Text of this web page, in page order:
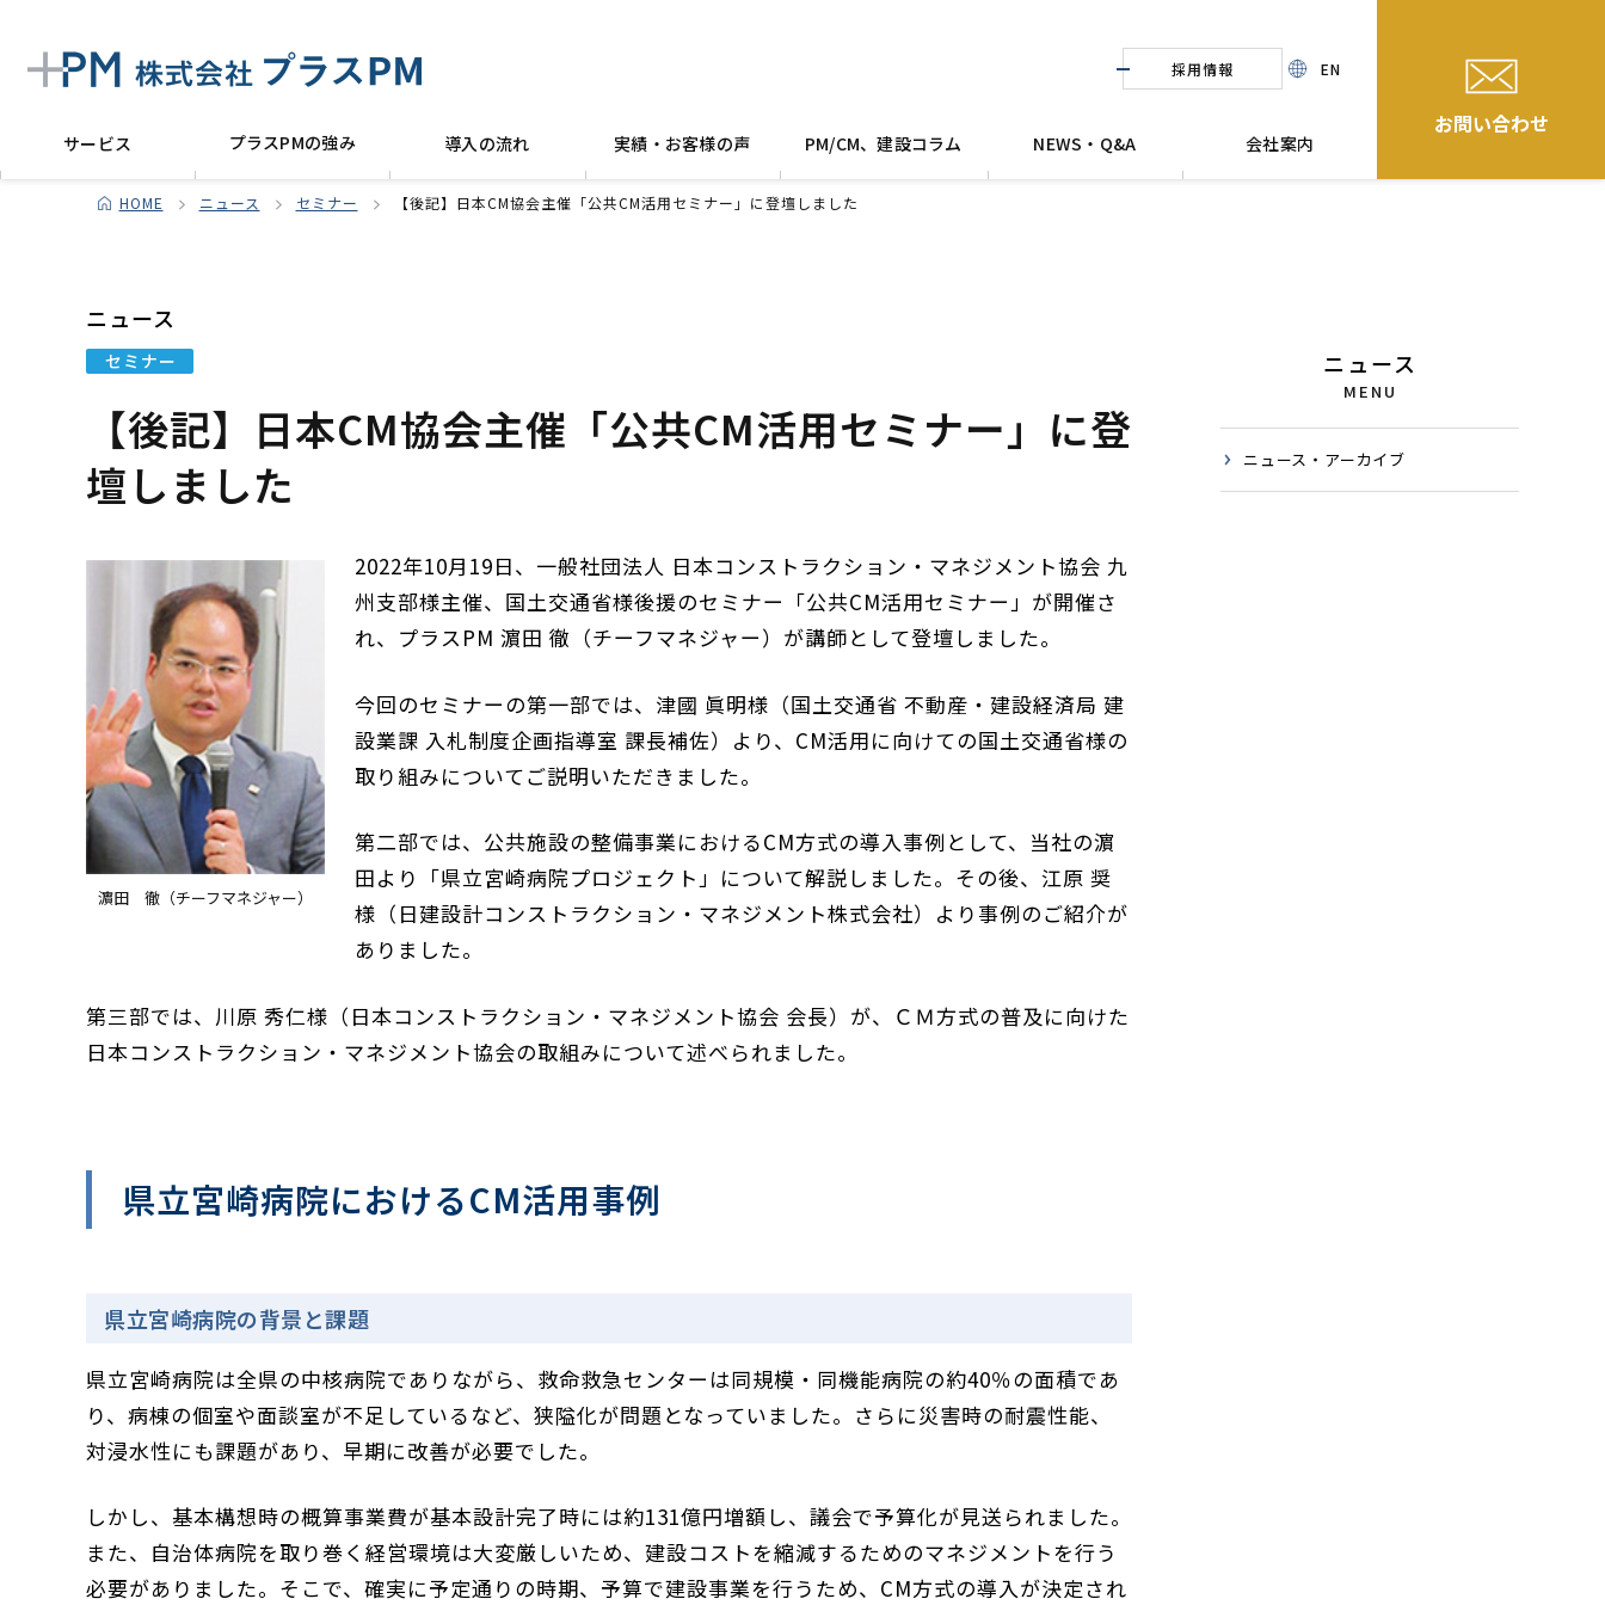
採用情報 EN
サービス プラスPMの強み 導入の流れ 実績・お客様の声 PM/CM、建設コラム NEWS・Q&A 会社案内
お問い合わせ
HOME ニュース セミナー 【後記】日本CM協会主催「公共CM活用セミナー」に登壇しました
ニュース
セミナー
【後記】日本CM協会主催「公共CM活用セミナー」に登
壇しました
濵田 徹（チーフマネジャー）
2022年10月19日、一般社団法人 日本コンストラクション・マネジメント協会 九
州支部様主催、国土交通省様後援のセミナー「公共CM活用セミナー」が開催さ
れ、プラスPM 濵田 徹（チーフマネジャー）が講師として登壇しました。
今回のセミナーの第一部では、津國 眞明様（国土交通省 不動産・建設経済局 建
設業課 入札制度企画指導室 課長補佐）より、CM活用に向けての国土交通省様の
取り組みについてご説明いただきました。
第二部では、公共施設の整備事業におけるCM方式の導入事例として、当社の濵
田より「県立宮崎病院プロジェクト」について解説しました。その後、江原 奨
様（ 日建設計コンストラクション・マネジメント株式会社）より事例のご紹介が
ありました。
第三部では、川原 秀仁様（ 日本コンストラクション・マネジメント協会 会長）が、ＣＭ方式の普及に向けた
日本コンストラクション・マネジメント協会の取組みについて述べられました。
県立宮崎病院におけるCM活用事例
県立宮崎病院の背景と課題
県立宮崎病院は全県の中核病院でありながら、 救命救急センターは同規模・同機能病院の約40％の面積であ
り、病棟の個室や面談室が不足しているなど、狭隘化が問題となっていました。さらに災害時の耐震性能、
対浸水性にも課題があり、早期に改善が必要でした。
しかし、基本構想時の概算事業費が基本設計完了時には約131億円増額し、議会で予算化が見送られました。
また、 自治体病院を取り巻く経営環境は大変厳しいため、建設コストを縮減するためのマネジメントを行う
必要がありました。 そこで、確実に予定通りの時期、予算で建設事業を行うため、CM方式の導入が決定され
ニュース
MENU
ニュース・アーカイブ